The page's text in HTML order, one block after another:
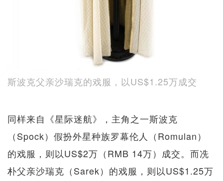
斯波克父亲沙瑞克的戏服，以US$1.25万成交
同样来自《星际迷航》，主角之一斯波克
（Spock）假扮外星种族罗幕伦人（Romulan）
的戏服，则以US$2万（RMB 14万）成交。而冼
朴父亲沙瑞克（Sarek）的戏服，则以US$1.25万